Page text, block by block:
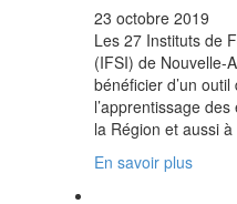
23 octobre 2019
Les 27 Instituts de
(IFSI) de Nouvelle-
bénéficier d’un
l’apprentissage
la Région et aussi
En savoir plus